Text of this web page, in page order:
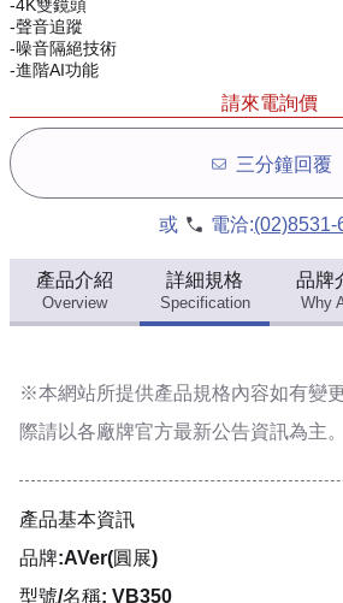
-4K雙鏡頭
-聲音追蹤
-噪音隔絕技術
-進階AI功能
請來電詢價
三分鐘回覆
或 電洽:(02)8531-
產品介紹
Overview
詳細規格
Specification
品牌
Why
※本網站所提供產品規格內容如有變
際請以各廠牌官方最新公告資訊為主。
產品基本資訊
品牌:AVer(圓展)
型號/名稱: VB350